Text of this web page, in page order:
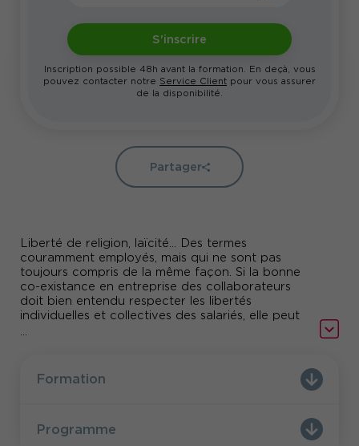
Liberté de religion, laïcité... Des termes
couramment employés, mais qui ne sont pas
toujours compris de la même façon. Si la bonne
co-existance en entreprise des collaborateurs
doit bien entendu respecter les libertés
individuelles et collectives des salariés, elle peut
Sur ce sujet extrêmement sensible, en tant
afin de sanctionner ? Quelles actions pouvez-
S'inscrire
Inscription possible 48h avant la formation. En deçà, vous
pouvez contacter notre Service Client pour vous assurer
de la disponibilité.
Partager
Formation
Programme